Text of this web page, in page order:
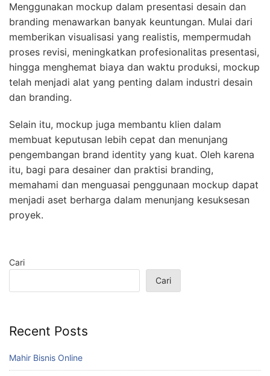
Menggunakan mockup dalam presentasi desain dan
branding menawarkan banyak keuntungan. Mulai dari
memberikan visualisasi yang realistis, mempermudah
proses revisi, meningkatkan profesionalitas presentasi,
hingga menghemat biaya dan waktu produksi, mockup
telah menjadi alat yang penting dalam industri desain
dan branding.
Selain itu, mockup juga membantu klien dalam
membuat keputusan lebih cepat dan menunjang
pengembangan brand identity yang kuat. Oleh karena
itu, bagi para desainer dan praktisi branding,
memahami dan menguasai penggunaan mockup dapat
menjadi aset berharga dalam menunjang kesuksesan
proyek.
Cari
Cari
Recent Posts
Mahir Bisnis Online